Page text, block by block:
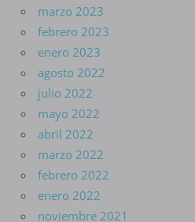
marzo 2023
febrero 2023
enero 2023
agosto 2022
julio 2022
mayo 2022
abril 2022
marzo 2022
febrero 2022
enero 2022
noviembre 2021